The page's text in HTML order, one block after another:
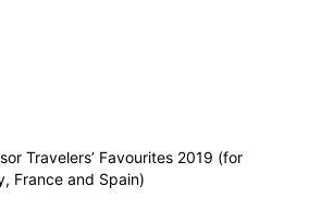
Travelers’ Favourites 2019 (for
France and Spain)